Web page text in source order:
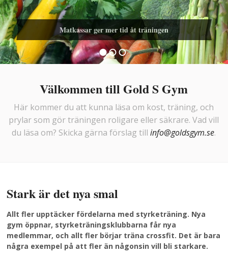
Matkassar ger mer tid åt träningen
Välkommen till Gold S Gym
Här kommer du att kunna läsa om kost, träning, och
prylar som gör träningen roligare eller säkrare. Vad vill
du läsa om? Skicka gärna förslag tillinfo@goldsgym.se.
Stark är det nya smal
Allt fler upptäcker fördelarna med styrketräning. Nya
gym öppnar, styrketräningsklubbarna får nya
medlemmar, och allt fler börjar träna crossfit. Det är bara
några exempel på att fler än någonsin vill bli starkare.